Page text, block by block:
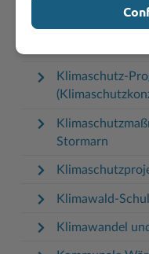
Infotour /
Klimaschutz-
Stormarn
Klimawald-
Klimawandel